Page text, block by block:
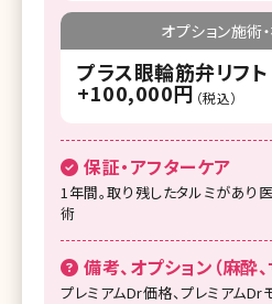
オプション施術
プラス眼輪筋弁リフト
+100,000円 （税込）
保証・アフターケア
1年間。取り残したタルミがあ
術
備考、オプション（麻酔
プレミアムDr価格、プレミアムDr